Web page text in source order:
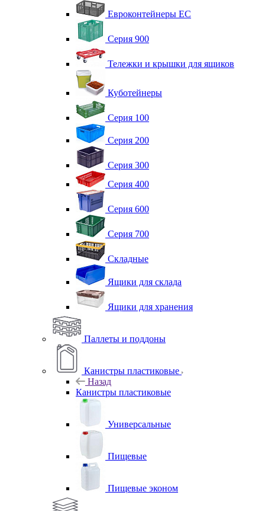
Евроконтейнеры ЕС
Серия 900
Тележки и крышки для ящиков
Куботейнеры
Серия 100
Серия 200
Серия 300
Серия 400
Серия 600
Серия 700
Складные
Ящики для склада
Ящики для хранения
Паллеты и поддоны
Канистры пластиковые
Назад
Канистры пластиковые
Универсальные
Пищевые
Пищевые эконом